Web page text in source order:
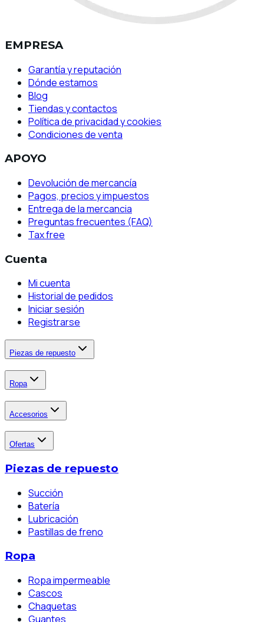
EMPRESA
Garantía y reputación
Dónde estamos
Blog
Tiendas y contactos
Política de privacidad y cookies
Condiciones de venta
APOYO
Devolución de mercancía
Pagos, precios y impuestos
Entrega de la mercancia
Preguntas frecuentes (FAQ)
Tax free
Cuenta
Mi cuenta
Historial de pedidos
Iniciar sesión
Registrarse
Piezas de repuesto
Ropa
Accesorios
Ofertas
Piezas de repuesto
Succión
Batería
Lubricación
Pastillas de freno
Ropa
Ropa impermeable
Cascos
Chaquetas
Guantes